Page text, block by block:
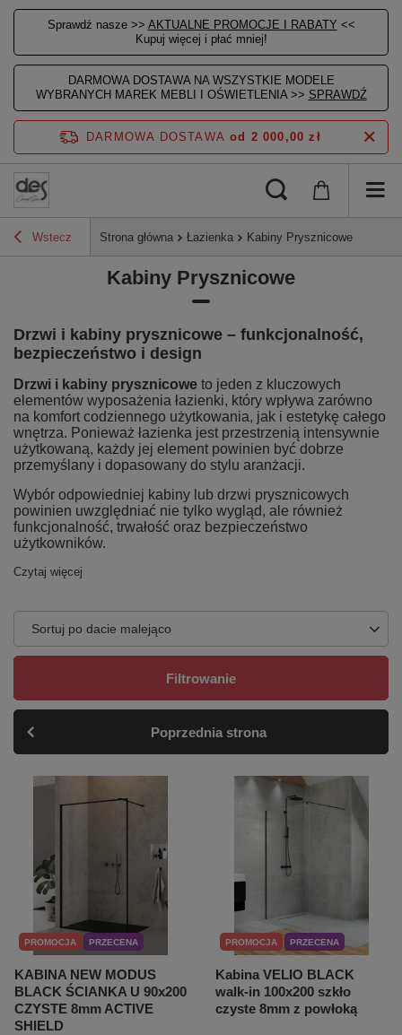
Sprawdź nasze >> AKTUALNE PROMOCJE I RABATY <<
Kupuj więcej i płać mniej!
DARMOWA DOSTAWA NA WSZYSTKIE MODELE
WYBRANYCH MAREK MEBLI I OŚWIETLENIA >> SPRAWDŹ
DARMOWA DOSTAWA od 2 000,00 zł
Wstecz Strona główna Łazienka Kabiny Prysznicowe
Kabiny Prysznicowe
Drzwi i kabiny prysznicowe – funkcjonalność,
bezpieczeństwo i design
Drzwi i kabiny prysznicowe to jeden z kluczowych
elementów wyposażenia łazienki, który wpływa zarówno
na komfort codziennego użytkowania, jak i estetykę całego
wnętrza. Ponieważ łazienka jest przestrzenią intensywnie
użytkowaną, każdy jej element powinien być dobrze
przemyślany i dopasowany do stylu aranżacji.
Wybór odpowiedniej kabiny lub drzwi prysznicowych
powinien uwzględniać nie tylko wygląd, ale również
funkcjonalność, trwałość oraz bezpieczeństwo
użytkowników.
Czytaj więcej
Sortuj po dacie malejąco
Filtrowanie
Poprzednia strona
PROMOCJA PRZECENA
KABINA NEW MODUS
BLACK ŚCIANKA U 90x200
CZYSTE 8mm ACTIVE
SHIELD
PROMOCJA PRZECENA
Kabina VELIO BLACK
walk-in 100x200 szkło
czyste 8mm z powłoką